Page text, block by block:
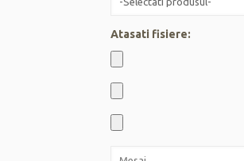
Atasati fisiere: